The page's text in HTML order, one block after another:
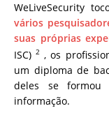
WeLiveSecurity
vários
suas próprias
ISC)2 , os
um diploma de
deles se formou
informação.